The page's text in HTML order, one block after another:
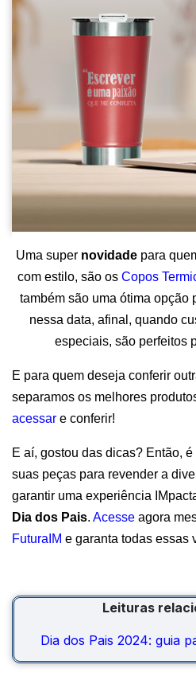
Uma super novidade para
com estilo, são os Copos
também são uma ótima opção
nessa data, afinal, quando
especiais, são perfeitos
E para quem deseja conferir
separamos os melhores
acessar e conferir!
E aí, gostou das dicas? Então,
suas peças para revender a
garantir uma experiência
Dia dos Pais. Acesse agora
FuturaIM e garanta todas essas
Leituras
Dia dos Pais 2024: guia